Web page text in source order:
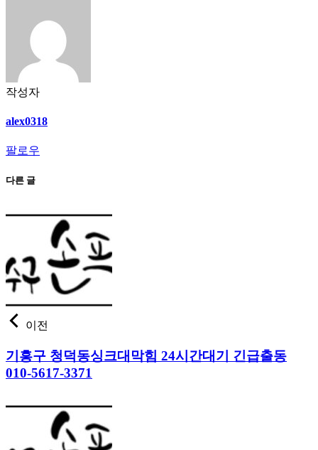
작성자
alex0318
팔로우
다른 글
이전
기흥구 청덕동싱크대막힘 24시간대기 긴급출동
010-5617-3371